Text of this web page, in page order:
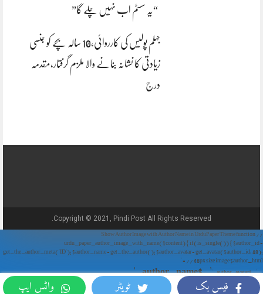
فیس بک ٹویٹر واٹس ایپ
“یہ سسٹم اب نہیں چلے گا”
جہلم پولیس کی کارروائی،10 سالہ بچے کو جنسی
زیادتی کا نشانہ بنانے والا ملزم گرفتار،مقدمہ
درج
Copyright © 2021, Pindi Post All Rights Reserved.
// Show Author Image with Author Name in UrduPaper Theme function
urdu_paper_author_image_with_name($content) { if (is_single()) { $author_id =
get_the_author_meta('ID'); $author_name = get_the_author(); $author_avatar = get_avatar($author_id, 48);
// 48px size image $author_html = '
' . $author_avatar . '
' . $author_name . '
'; return $author_html . $content; } return $content; } add_filter('the_content',